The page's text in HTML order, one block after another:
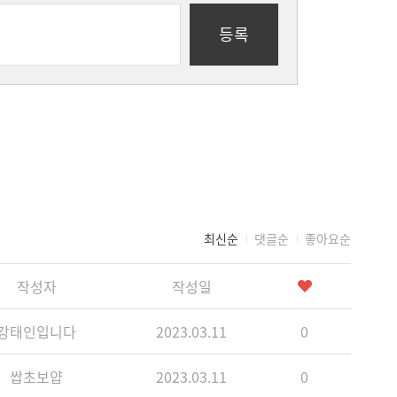
등록
최신순 댓글순 좋아요순
작성자 작성일
태인입니다 2023.03.11 0
쌉초보얍 2023.03.11 0